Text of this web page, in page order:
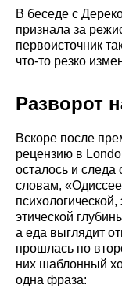
В беседе с
признала за
первоисточник
что-то резко
Разворот
Вскоре после
рецензию в
осталось и
словам,
этической
а еда выглядит
прошлась по
них шаблонный
одна фраза: